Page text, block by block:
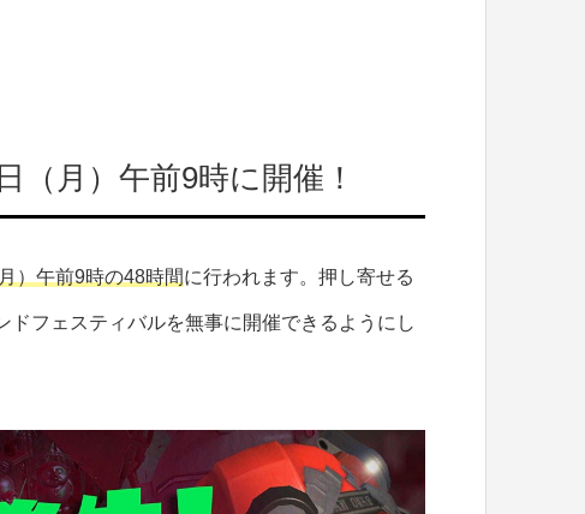
（月）午前9時に開催！
）午前9時の48時間に行われます。押し寄せる
フェスティバルを無事に開催できるようにし